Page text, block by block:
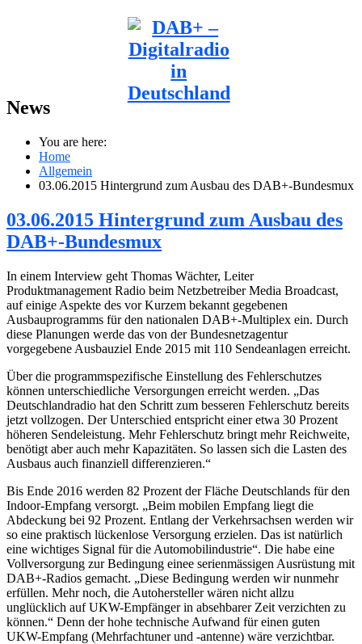
News
You are here:
Home
Allgemein
03.06.2015 Hintergrund zum Ausbau des DAB+-Bundesmux
03.06.2015 Hintergrund zum Ausbau des
DAB+-Bundesmux
In einem Interview geht Thomas Wächter, Leiter
Produktmanagement Radio beim Netzbetreiber Media Broadcast,
auf einige Aspekte des vor Kurzem bekannt gegebenen
Ausbauprogramms für den nationalen DAB+-Multiplex ein. Durch
diese Planungen werde das von der Bundesnetzagentur
vorgegebene Ausbauziel Ende 2015 mit 110 Sendeanlagen erreicht.
Über die programmspezifische Einstellung des Fehlerschutzes
können unterschiedliche Versorgungen erreicht werden. „Das
Deutschlandradio hat den Schritt zum besseren Fehlerschutz bereits
jetzt vollzogen. Der Unterschied entspricht einer etwa 30 Prozent
höheren Sendeleistung. Mehr Fehlerschutz bringt mehr Reichweite,
benötigt aber auch mehr Kapazitäten. So lassen sich die Lasten des
Ausbaus auch finanziell differenzieren.“
Bis Ende 2016 werden 82 Prozent der Fläche Deutschlands für den
Indoor-Empfang versorgt. „Beim mobilen Empfang liegt die
Abdeckung bei 92 Prozent. Entlang der Verkehrsachsen werden wir
so eine praktisch lückenlose Versorgung erzielen. Das ist natürlich
eine wichtiges Signal für die Automobilindustrie“. Die habe eine
Vollversorgung zur Bedingung einee serienmässigen Ausrüstung mit
DAB+-Radios gemacht. „Diese Bedingung werden wir nunmehr
erfüllen. Mehr noch, die Autohersteller wären nicht allzu
unglücklich auf UKW-Empfänger in absehbarer Zeit verzichten zu
können.“ Denn der hohe technische Aufwand für einen guten
UKW-Empfang (Mehrfachtuner und -antenne) wäre verzichtbar.